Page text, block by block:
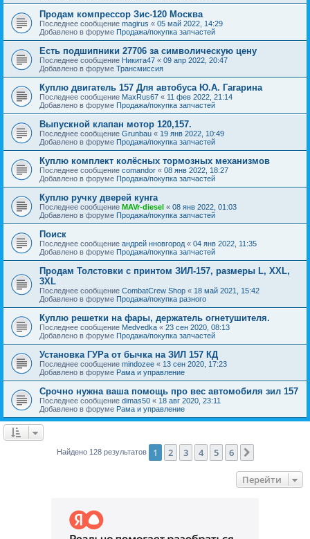
Продам компрессор Зис-120 Москва
Последнее сообщение magirus « 05 май 2022, 14:29
Добавлено в форуме Продажа/покупка запчастей
Есть подшипники 27706 за символическую цену
Последнее сообщение Никита47 « 09 апр 2022, 20:47
Добавлено в форуме Трансмиссия
Куплю двигатель 157 Для автобуса Ю.А. Гагарина
Последнее сообщение MaxRus67 « 11 фев 2022, 21:14
Добавлено в форуме Продажа/покупка запчастей
Выпускной клапан мотор 120,157.
Последнее сообщение Grunbau « 19 янв 2022, 10:49
Добавлено в форуме Продажа/покупка запчастей
Куплю комплект колёсных тормозных механизмов
Последнее сообщение comandor « 08 янв 2022, 18:27
Добавлено в форуме Продажа/покупка запчастей
Куплю ручку дверей кунга
Последнее сообщение MAVr-diesel « 08 янв 2022, 01:03
Добавлено в форуме Продажа/покупка запчастей
Поиск
Последнее сообщение андрей нновгород « 04 янв 2022, 11:35
Добавлено в форуме Продажа/покупка запчастей
Продам Толстовки с принтом ЗИЛ-157, размеры L, XXL,
3XL
Последнее сообщение CombatCrew Shop « 18 май 2021, 15:42
Добавлено в форуме Продажа/покупка разного
Куплю решетки на фары, держатель огнетушителя.
Последнее сообщение Medvedka « 23 сен 2020, 08:13
Добавлено в форуме Продажа/покупка запчастей
Установка ГУРа от бычка на ЗИЛ 157 КД
Последнее сообщение mindozee « 13 сен 2020, 17:23
Добавлено в форуме Рама и управление
Срочно нужна ваша помощь про вес автомобиля зил 157
Последнее сообщение dimas50 « 18 авг 2020, 23:11
Добавлено в форуме Рама и управление
Найдено 128 результатов 1 2 3 4 5 6
Перейти